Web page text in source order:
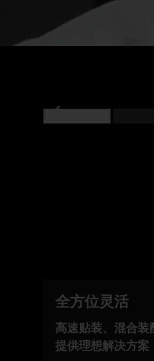
全方位灵活
高速贴装、混合
提供理想解决方案